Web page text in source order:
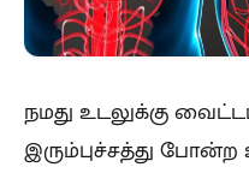
நமது உடலுக்கு
இரும்புச்சத்து